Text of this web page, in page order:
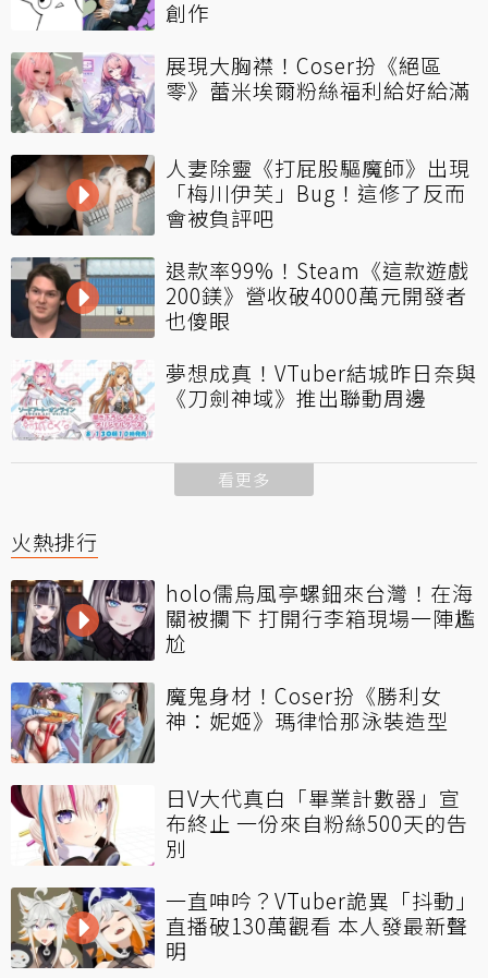
創作
展現大胸襟！Coser扮《絕區
零》蕾米埃爾粉絲福利給好給滿
人妻除靈《打屁股驅魔師》出現
「梅川伊芙」Bug！這修了反而
會被負評吧
退款率99%！Steam《這款遊戲
200鎂》營收破4000萬元開發者
也傻眼
夢想成真！VTuber結城昨日奈與
《刀劍神域》推出聯動周邊
看更多
火熱排行
holo儒烏風亭螺鈿來台灣！在海
關被攔下 打開行李箱現場一陣尷
尬
魔鬼身材！Coser扮《勝利女
神：妮姬》瑪律恰那泳裝造型
日V大代真白「畢業計數器」宣
布終止 一份來自粉絲500天的告
別
一直呻吟？VTuber詭異「抖動」
直播破130萬觀看 本人發最新聲
明